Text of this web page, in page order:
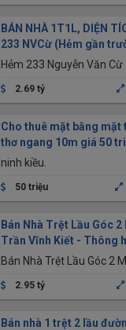
BÁN NHÀ 1T1L, DIỆN
233 NVCừ (Hẻm gần
Kỹ Thuật)
Hẻm 233 Nguyễn Văn Cừ
2.69 tỷ
Cho thuê mặt bằng mặt
thơ ngang 10m giá 50
ninh kiều.
50 triệu
Bán Nhà Trệt Lầu Góc
Trần Vĩnh Kiết - Thông
Quốc Việt
Bán Nhà Trệt Lầu Góc 2
Gần Chợ An Bình, trường
2.95 tỷ
Bán nhà 1 trệt 2 lầu